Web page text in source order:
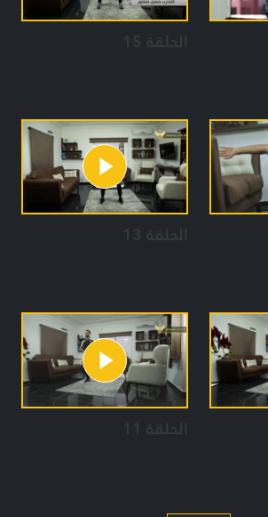
الحلقة 15
الحلقة 13
الحلقة 11